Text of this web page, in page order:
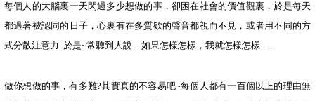
每個人的大腦裏一天閃過多少想做的事，卻困在社會的價值觀裏，於是每天
都過著被認同的日子，心裏有在多質欵的聲音都視而不見，或者用不同的方
式分散注意力 ..於是~常聽到人說…如果怎樣怎樣，我就怎樣怎樣….
做你想做的事，有多難?其實真的不容易吧~每個人都有一百個以上的理由無